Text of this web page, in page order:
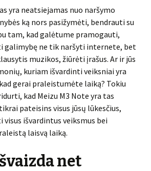
yra neatsiejamas nuo naršymo
ką nors pasižymėti, bendrauti su
tam, kad galėtume pramogauti,
galimybę ne tik naršyti internete, bet
muzikos, žiūrėti įrašus. Ar ir jūs
kuriam išvardinti veiksniai yra
gerai praleistumėte laiką? Tokiu
kad Meizu M3 Note yra tas
pateisins visus jūsų lūkesčius,
išvardintus veiksmus bei
laisvą laiką.
net